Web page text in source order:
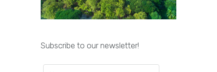
Subscribe to our newsletter!